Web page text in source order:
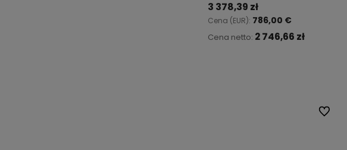
3 378,39 zł
Cena (EUR): 786,00 €
Cena netto: 2 746,66 zł
Do